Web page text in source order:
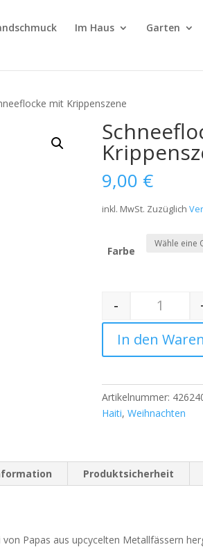
Im Haus Garten
mit Krippenszene
9,00 €
inkl. MwSt. Zuzüglich
Farbe
Quantity
-
In den
Artikelnummer:
Haiti,Weihnachten
Produktsicherheit
Papas aus upcycelten Metallfässern